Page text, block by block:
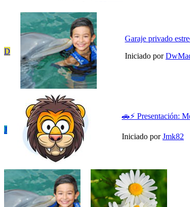
D
Garaje privado
Iniciado por
J
🚗⚡ Presentación:
Iniciado porJmk82